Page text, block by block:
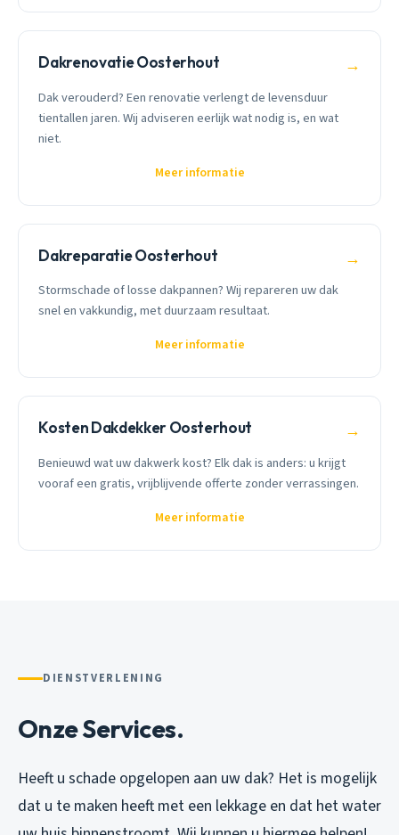
Dakrenovatie Oosterhout →
Dak verouderd? Een renovatie verlengt de levensduur
tientallen jaren. Wij adviseren eerlijk wat nodig is, en wat
niet.
Meer informatie
Dakreparatie Oosterhout →
Stormschade of losse dakpannen? Wij repareren uw dak
snel en vakkundig, met duurzaam resultaat.
Meer informatie
Kosten Dakdekker Oosterhout →
Benieuwd wat uw dakwerk kost? Elk dak is anders: u krijgt
vooraf een gratis, vrijblijvende offerte zonder verrassingen.
Meer informatie
DIENSTVERLENING
Onze Services.
Heeft u schade opgelopen aan uw dak? Het is mogelijk
dat u te maken heeft met een lekkage en dat het water